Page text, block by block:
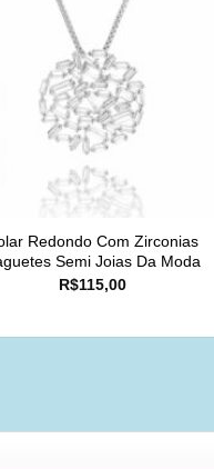
Redondo Com Zirconias
Semi Joias Da Moda
R$115,00